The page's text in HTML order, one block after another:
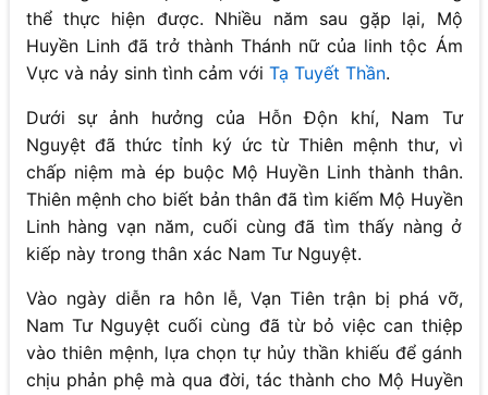
thể thực hiện được. Nhiều năm sau gặp lại, Mộ
Huyền Linh đã trở thành Thánh nữ của linh tộc Ám
Vực và nảy sinh tình cảm với Tạ Tuyết Thần.
Dưới sự ảnh hưởng của Hỗn Độn khí, Nam Tư
Nguyệt đã thức tỉnh ký ức từ Thiên mệnh thư, vì
chấp niệm mà ép buộc Mộ Huyền Linh thành thân.
Thiên mệnh cho biết bản thân đã tìm kiếm Mộ Huyền
Linh hàng vạn năm, cuối cùng đã tìm thấy nàng ở
kiếp này trong thân xác Nam Tư Nguyệt.
Vào ngày diễn ra hôn lễ, Vạn Tiên trận bị phá vỡ,
Nam Tư Nguyệt cuối cùng đã từ bỏ việc can thiệp
vào thiên mệnh, lựa chọn tự hủy thần khiếu để gánh
chịu phản phệ mà qua đời, tác thành cho Mộ Huyền